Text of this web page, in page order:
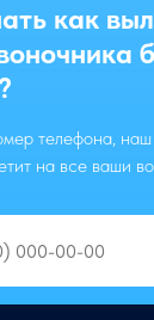
как
телефона,
на все ваши